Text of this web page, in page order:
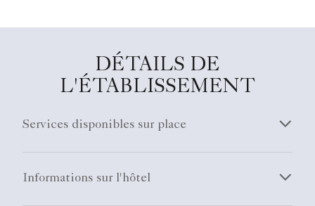
DÉTAILS DE
L'ÉTABLISSEMENT
Services disponibles sur place
Informations sur l'hôtel